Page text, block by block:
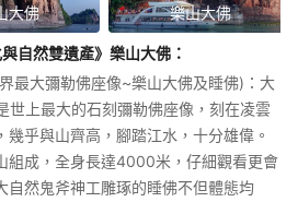
大佛 樂山大佛
與自然雙遺產》樂山大佛 ：
最大彌勒佛座像~樂山大佛及睡佛)：大
世上最大的石刻彌勒佛座像，刻在凌雲
幾乎與山齊高，腳踏江水，十分雄偉。
組成，全身長達4000米，仔細觀看更會
自然鬼斧神工雕琢的睡佛不但體態均